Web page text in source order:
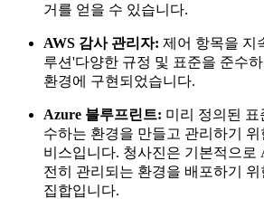
거를 얻을 수 있습니다.
AWS 감사 관리자: 제어 항목을 지
루션'다양한 규정 및 표준을 준수
환경에 구현되었습니다.
Azure 블루프린트: 미리 정의된 표
수하는 환경을 만들고 관리하기
비스입니다. 청사진은 기본적으로
전히 관리되는 환경을 배포하기
집합입니다.